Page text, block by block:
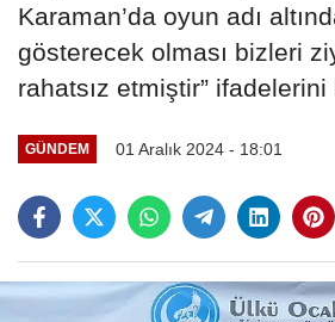
Karaman’da oyun adı
gösterecek olması bizleri
rahatsız etmiştir” ifadelerini
GÜNDEM 01 Aralık 2024 - 18:01